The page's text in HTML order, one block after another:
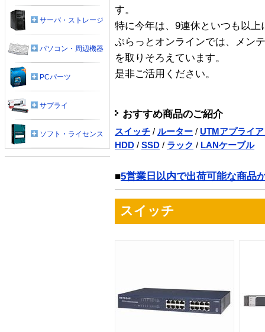
す。
特に今年は、9連休といつも以
ぷらっとオンラインでは、メン
を取りそろえています。
是非ご活用ください。
おすすめ商品のご紹介
スイッチ / ルーター / UTMアプライ
HDD / SSD / ラック / LANケーブル
■5営業日以内で出荷可能な商品
スイッチ
サーバ・ストレージ
パソコン・周辺機器
PCパーツ
サプライ
ソフト・ライセンス